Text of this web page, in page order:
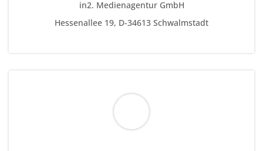
in2. Medienagentur GmbH
Hessenallee 19, D-34613 Schwalmstadt